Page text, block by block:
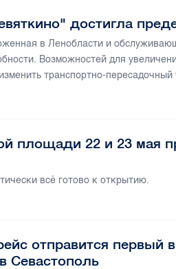
достигла
в Ленобласти и
Возможностей для
транспортно-пересадочный
площади 22 и 23 мая
всё готово к открытию.
отправится первый
Севастополь